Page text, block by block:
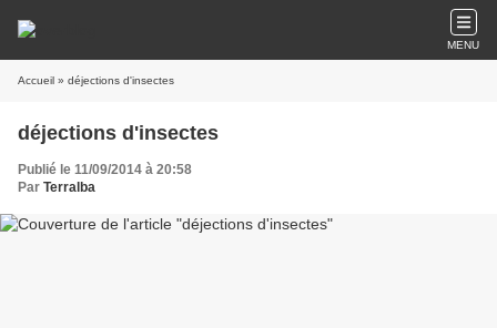
MENU
Accueil » déjections d'insectes
déjections d'insectes
Publié le 11/09/2014 à 20:58
Par Terralba